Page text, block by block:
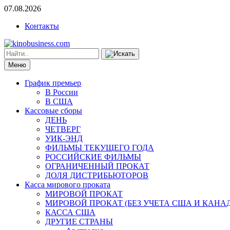
07.08.2026
Контакты
Меню
График премьер
В России
В США
Кассовые сборы
ДЕНЬ
ЧЕТВЕРГ
УИК-ЭНД
ФИЛЬМЫ ТЕКУЩЕГО ГОДА
РОССИЙСКИЕ ФИЛЬМЫ
ОГРАНИЧЕННЫЙ ПРОКАТ
ДОЛЯ ДИСТРИБЬЮТОРОВ
Касса мирового проката
МИРОВОЙ ПРОКАТ
МИРОВОЙ ПРОКАТ (БЕЗ УЧЕТА США И
КАССА США
ДРУГИЕ СТРАНЫ